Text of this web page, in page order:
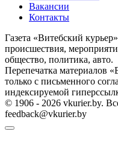
Вакансии
Контакты
Газета «Витебский
происшествия,
общество, политика, авто.
Перепечатка материалов
только с письменного
индексируемой
© 1906 - 2026 vkurier.by.
feedback@vkurier.by